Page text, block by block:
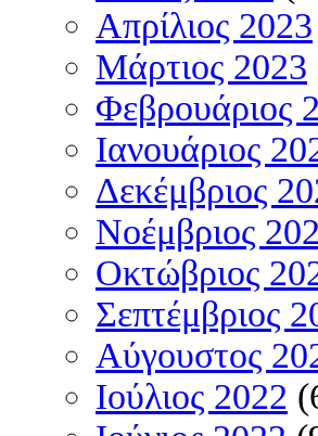
Απρίλιος 2023
Μάρτιος 2023
Φεβρουάριος
Ιανουάριος
Δεκέμβριος
Νοέμβριος
Οκτώβριος
Σεπτέμβριος
Αύγουστος
Ιούλιος 2022